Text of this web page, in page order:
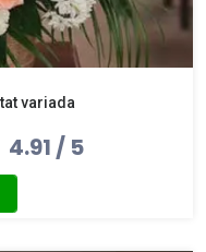
variada
4.91 / 5